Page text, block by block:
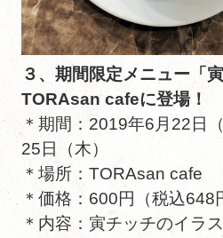
３、期間限定メニュー「
TORAsan cafeに登場！
＊期間：2019年6月22日
25日（木）
＊場所：TORAsan cafe
＊価格：600円（税込648
＊内容：寅チッチのイラ